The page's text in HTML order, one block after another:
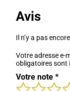
Avis
Il n’y a pas
Votre adresse e-
obligatoires sont
Votre note *